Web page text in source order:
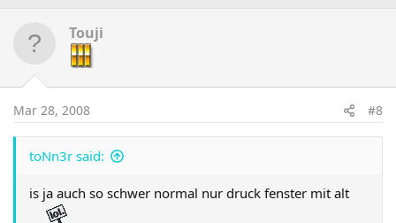
Touji
Mar 28, 2008 #8
toNn3r said:
is ja auch so schwer normal nur druck fenster mit alt